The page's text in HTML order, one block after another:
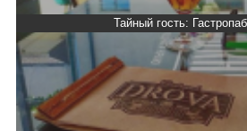
Тайный гость: Гастропаб